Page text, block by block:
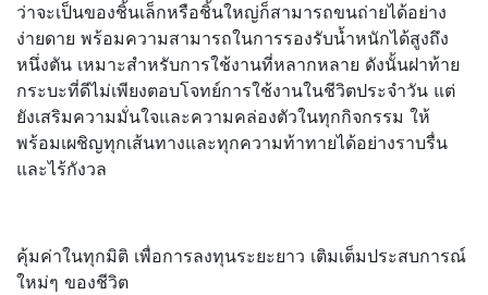
ว่าจะเป็นของชิ้นเล็กหรือชิ้นใหญ่ก็สามารถขนถ่ายได้อย่าง
ง่ายดาย พร้อมความสามารถในการรองรับน้ำหนักได้สูงถึง
หนึ่งตัน เหมาะสำหรับการใช้งานที่หลากหลาย ดังนั้นฝาท้าย
กระบะที่ดีไม่เพียงตอบโจทย์การใช้งานในชีวิตประจำวัน แต่
ยังเสริมความมั่นใจและความคล่องตัวในทุกกิจกรรม ให้
พร้อมเผชิญทุกเส้นทางและทุกความท้าทายได้อย่างราบรื่น
และไร้กังวล
คุ้มค่าในทุกมิติ เพื่อการลงทุนระยะยาว เติมเต็มประสบการณ์
ใหม่ๆ ของชีวิต